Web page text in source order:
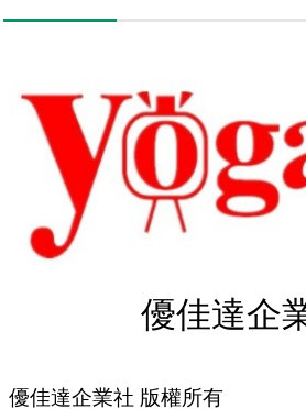
優佳達企
優佳達企業社 版權所有